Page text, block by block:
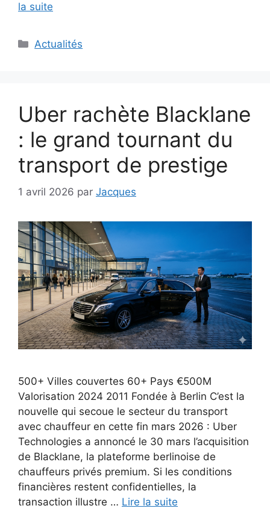
la suite
Catégories
Actualités
Uber rachète Blacklane
: le grand tournant du
transport de prestige
1 avril 2026 par Jacques
500+ Villes couvertes 60+ Pays €500M
Valorisation 2024 2011 Fondée à Berlin C’est la
nouvelle qui secoue le secteur du transport
avec chauffeur en cette fin mars 2026 : Uber
Technologies a annoncé le 30 mars l’acquisition
de Blacklane, la plateforme berlinoise de
chauffeurs privés premium. Si les conditions
financières restent confidentielles, la
transaction illustre … Lire la suite